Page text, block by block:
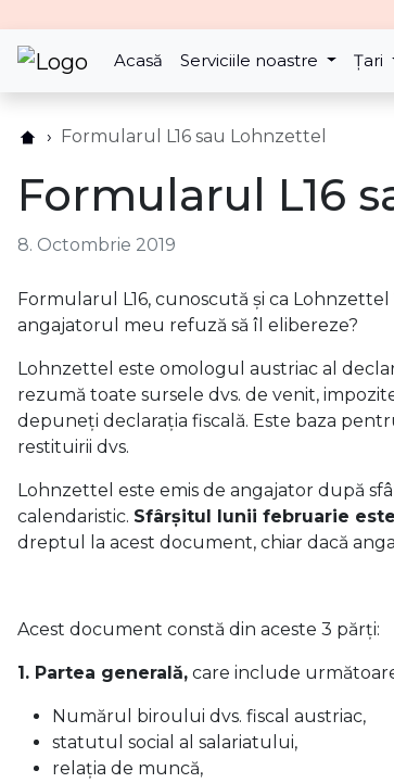
Acasă Serviciile noastre Țari
Formularul L16 sau Lohnzettel
Formularul L16
8. Octombrie 2019
Formularul L16, cunoscută și ca
angajatorul meu refuză să îl elibereze?
Lohnzettel este omologul austriac al
rezumă toate sursele dvs. de venit,
depuneți declarația fiscală. Este baza
restituirii dvs.
Lohnzettel este emis de angajator după
calendaristic. Sfârșitul lunii februarie
dreptul la acest document, chiar dacă
Acest document constă din aceste 3 părți:
1. Partea generală, care include
Numărul biroului dvs. fiscal austriac,
statutul social al salariatului,
relația de muncă,